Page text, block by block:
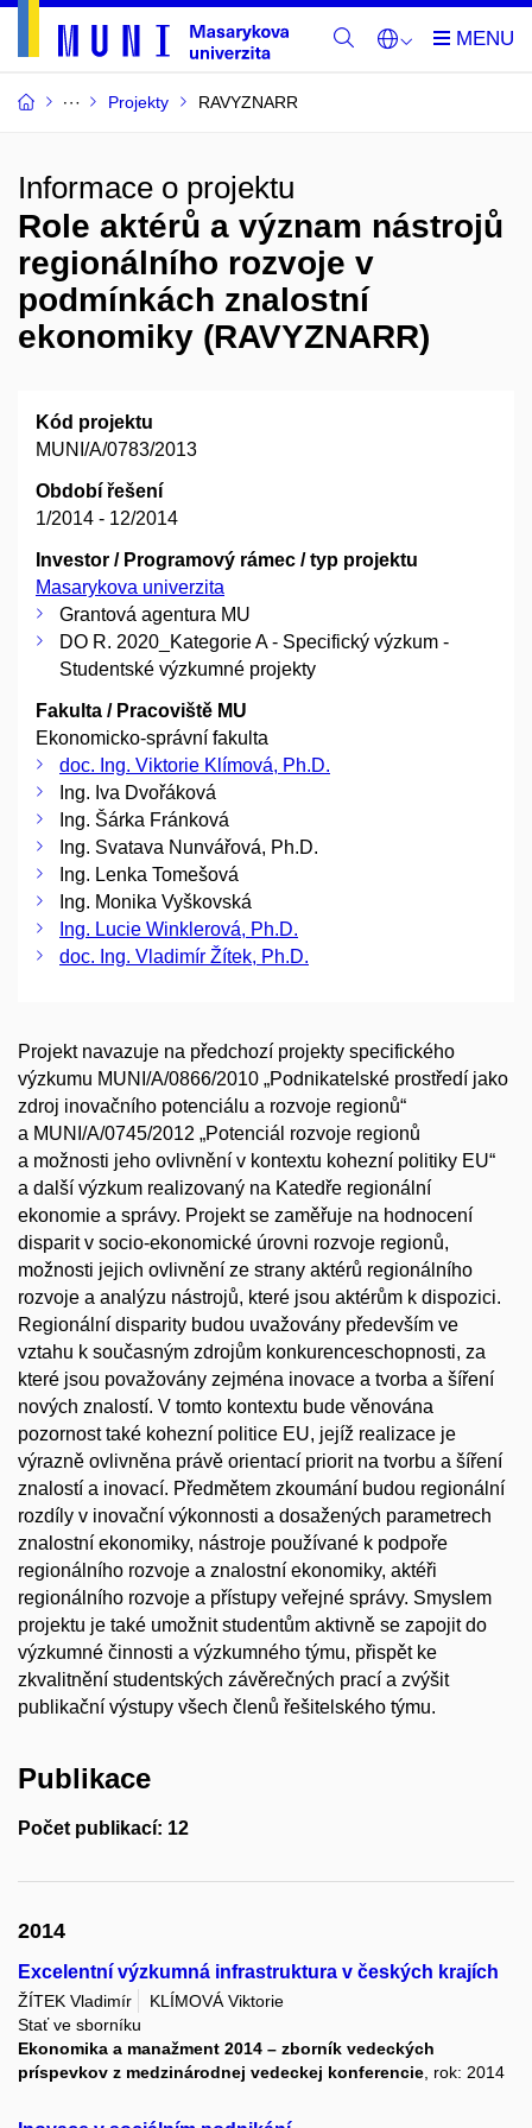
Projekty RAVYZNARR
Informace o projektu
Role aktérů a význam nástrojů
regionálního rozvoje v
podmínkách znalostní
ekonomiky (RAVYZNARR)
Kód projektu
MUNI/A/0783/2013
Období řešení
1/2014 - 12/2014
Investor / Programový rámec / typ projektu
Masarykova univerzita
Grantová agentura MU
DO R. 2020_Kategorie A - Specifický výzkum -
Studentské výzkumné projekty
Fakulta / Pracoviště MU
Ekonomicko-správní fakulta
doc. Ing. Viktorie Klímová, Ph.D.
Ing. Iva Dvořáková
Ing. Šárka Fránková
Ing. Svatava Nunvářová, Ph.D.
Ing. Lenka Tomešová
Ing. Monika Vyškovská
Ing. Lucie Winklerová, Ph.D.
doc. Ing. Vladimír Žítek, Ph.D.
Projekt navazuje na předchozí projekty specifického
výzkumu MUNI/A/0866/2010 „Podnikatelské prostředí jako
zdroj inovačního potenciálu a rozvoje regionů“
a MUNI/A/0745/2012 „Potenciál rozvoje regionů
a možnosti jeho ovlivnění v kontextu kohezní politiky EU“
a další výzkum realizovaný na Katedře regionální
ekonomie a správy. Projekt se zaměřuje na hodnocení
disparit v socio-ekonomické úrovni rozvoje regionů,
možnosti jejich ovlivnění ze strany aktérů regionálního
rozvoje a analýzu nástrojů, které jsou aktérům k dispozici.
Regionální disparity budou uvažovány především ve
vztahu k současným zdrojům konkurenceschopnosti, za
které jsou považovány zejména inovace a tvorba a šíření
nových znalostí. V tomto kontextu bude věnována
pozornost také kohezní politice EU, jejíž realizace je
výrazně ovlivněna právě orientací priorit na tvorbu a šíření
znalostí a inovací. Předmětem zkoumání budou regionální
rozdíly v inovační výkonnosti a dosažených parametrech
znalostní ekonomiky, nástroje používané k podpoře
regionálního rozvoje a znalostní ekonomiky, aktéři
regionálního rozvoje a přístupy veřejné správy. Smyslem
projektu je také umožnit studentům aktivně se zapojit do
výzkumné činnosti a výzkumného týmu, přispět ke
zkvalitnění studentských závěrečných prací a zvýšit
publikační výstupy všech členů řešitelského týmu.
Publikace
Počet publikací: 12
2014
Excelentní výzkumná infrastruktura v českých krajích
ŽÍTEK Vladimír
KLÍMOVÁ Viktorie
Stať ve sborníku
Ekonomika a manažment 2014 – zborník vedeckých
príspevkov z medzinárodnej vedeckej konferencie , rok: 2014